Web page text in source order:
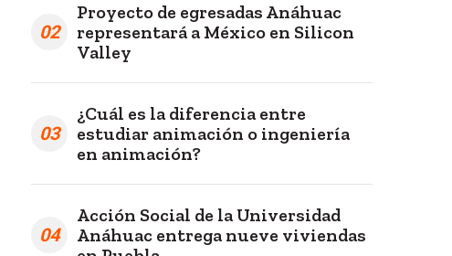
02
Proyecto de egresadas Anáhuac
representará a México en Silicon
Valley
03
¿Cuál es la diferencia entre
estudiar animación o ingeniería
en animación?
04
Acción Social de la Universidad
Anáhuac entrega nueve viviendas